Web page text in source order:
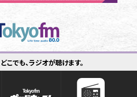
こでも、ラジオが聴けます。